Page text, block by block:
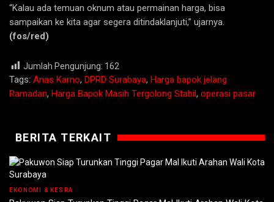
“Kalau ada temuan oknum atau permainan harga, bisa
sampaikan ke kita agar segera ditindaklanjuti,” ujarnya.
(fos/red)
Jumlah Pengunjung: 162
Tags: Anas Karno, DPRD Surabaya, Harga bapok jelang
Ramadan, Harga Bapok Masih Tergolong Stabil, operasi pasar
BERITA TERKAIT
EKONOMI & KESRA